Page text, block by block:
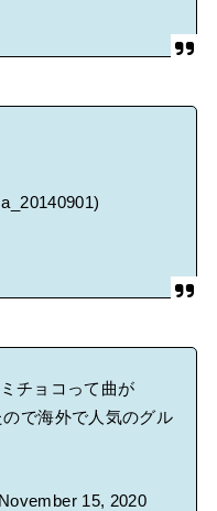
チョコって曲が
で海外で人気のグル
November 15, 2020